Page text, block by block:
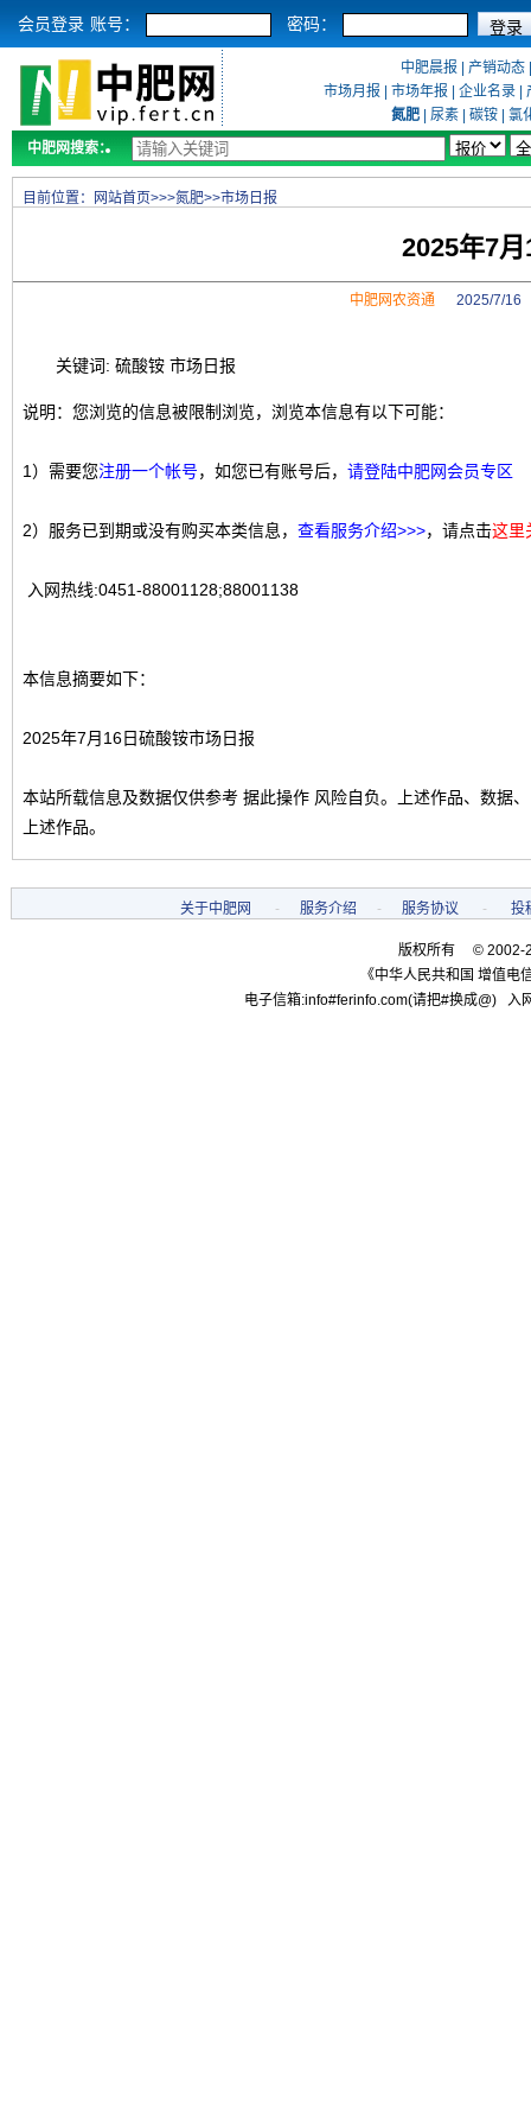
会员登录 账号： 密码：
中肥晨报 产销动态
市场月报
市场年报 企业名录
氮肥
尿素 碳铵
氯
中肥网搜索：
目前位置： 网站首页>>>氮肥>>市场日报
2025年7
中肥网农资通 2025/7/16
关键词: 硫酸铵 市场日报
说明：您浏览的信息被限制浏览，浏览本信息有以下可能：
1）需要您注册一个帐号，如您已有账号后， 请登陆中肥网会员专区
2）服务已到期或没有购买本类信息， 查看服务介绍>>>，请点击这里
入网热线:0451-88001128;88001138
本信息摘要如下：
2025年7月16日硫酸铵市场日报
本站所载信息及数据仅供参考 据此操作 风险自负。上述作品、数据
上述作品。
关于中肥网 - 服务介绍 - 服务协议 - 投
版权所有 © 2002-
《中华人民共和国 增值电
电子信箱:info#ferinfo.com(请把#换成@)